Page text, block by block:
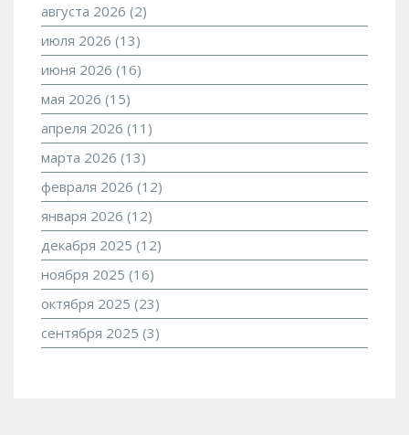
августа 2026 (2)
июля 2026 (13)
июня 2026 (16)
мая 2026 (15)
апреля 2026 (11)
марта 2026 (13)
февраля 2026 (12)
января 2026 (12)
декабря 2025 (12)
ноября 2025 (16)
октября 2025 (23)
сентября 2025 (3)